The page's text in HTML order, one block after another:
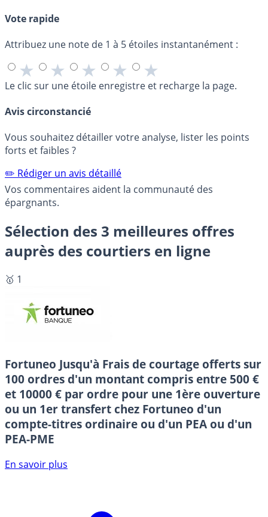
Vote rapide
Attribuez une note de 1 à 5 étoiles instantanément :
★ ★ ★ ★ ★
Le clic sur une étoile enregistre et recharge la page.
Avis circonstancié
Vous souhaitez détailler votre analyse, lister les points
forts et faibles ?
✏️ Rédiger un avis détaillé
Vos commentaires aident la communauté des
épargnants.
Sélection des 3 meilleures offres
auprès des courtiers en ligne
🥇 1
Fortuneo Jusqu'à Frais de courtage offerts sur
100 ordres d'un montant compris entre 500 €
et 10000 € par ordre pour une 1ère ouverture
ou un 1er transfert chez Fortuneo d'un
compte-titres ordinaire ou d'un PEA ou d'un
PEA-PME
En savoir plus